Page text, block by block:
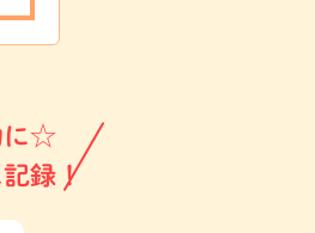
に☆
録！